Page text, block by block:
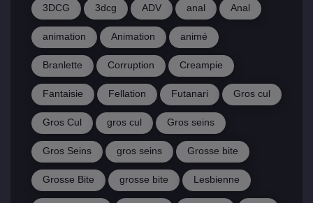
3DCG 3dcg ADV anal Anal
animation Animation animé
Branlette Corruption Creampie
Fantaisie Fellation Futanari Gros cul
Gros Cul gros cul Gros seins
Gros Seins gros seins Grosse bite
Grosse Bite grosse bite Lesbienne